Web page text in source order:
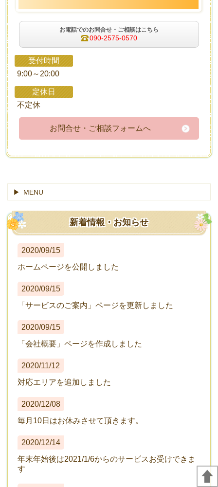
お電話でのお問合せ・ご相談はこちら
090-2575-0570
受付時間
9:00～20:00
定休日
不定休
お問合せ・ご相談フォームへ
MENU
新着情報・お知らせ
2020/09/15
ホームページを公開しました
2020/09/15
「サービスのご案内」ページを更新しました
2020/09/15
「会社概要」ページを作成しました
2020/11/12
対応エリアを追加しました
2020/12/08
毎月10日はお休みさせて頂きます。
2020/12/14
年末年始後は2021/1/6からのサービスお受けできま
す